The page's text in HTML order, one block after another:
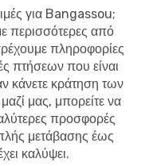
για Bangassou;
περισσότερες από
πληροφορίες
πτήσεων που είναι
κάνετε κράτηση των
μας, μπορείτε να
προσφορές
μετάβασης έως
καλύψει.